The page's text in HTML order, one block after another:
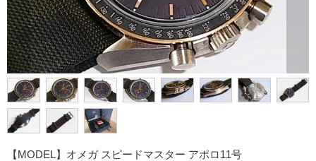
【MODEL】オメガ スピードマスター アポロ11号